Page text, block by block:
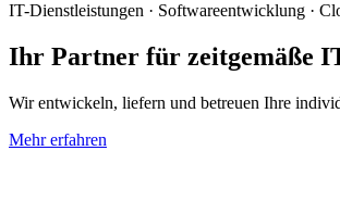
IT-Dienstleistungen · Softwareentwicklung ·
Ihr Partner für zeitgemäße
Wir entwickeln, liefern und betreuen Ihre
Mehr erfahren